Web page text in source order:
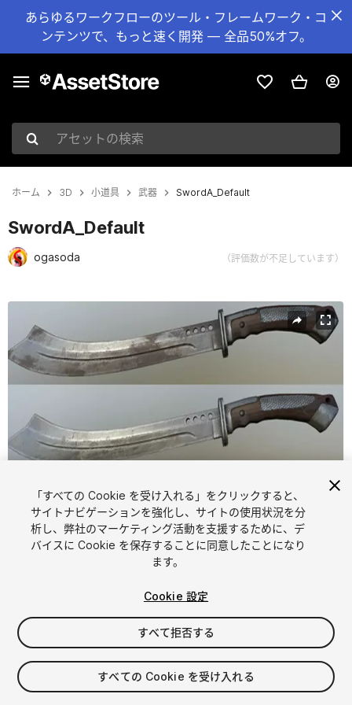
あらゆるワークフローのツール・フレームワーク・コ
ンテンツで、もっと速く開発 — 全品50%オフ。
アセットの検索
ホーム 3D 小道具 武器 SwordA_Default
SwordA_Default
ogasoda （評価数が不足しています）
/8
$4.99
「すべての Cookie を受け入れる」をクリックすると、
サイトナビゲーションを強化し、サイトの使用状況を分
析し、弊社のマーケティング活動を支援するために、デ
バイスに Cookie を保存することに同意したことになり
ます。
Cookie 設定
すべて拒否する
すべての Cookie を受け入れる